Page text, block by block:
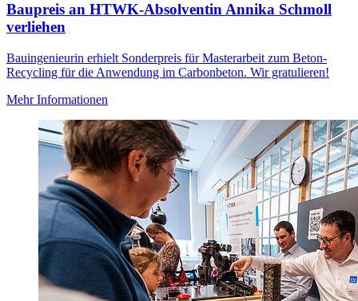
Baupreis an HTWK-Absolventin Annika Schmoll
verliehen
Bauingenieurin erhielt Sonderpreis für Masterarbeit zum Beton-
Recycling für die Anwendung im Carbonbeton. Wir gratulieren!
Mehr Informationen